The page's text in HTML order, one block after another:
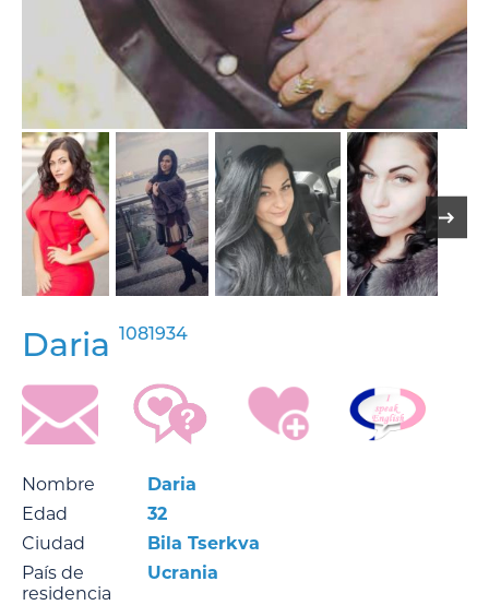
Daria 1081934
Nombre
Daria
Edad
32
Ciudad
Bila Tserkva
País de
residencia
Ucrania